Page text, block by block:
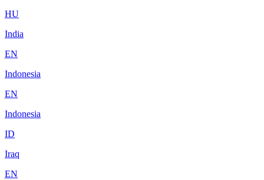
HU
India
EN
Indonesia
EN
Indonesia
ID
Iraq
EN